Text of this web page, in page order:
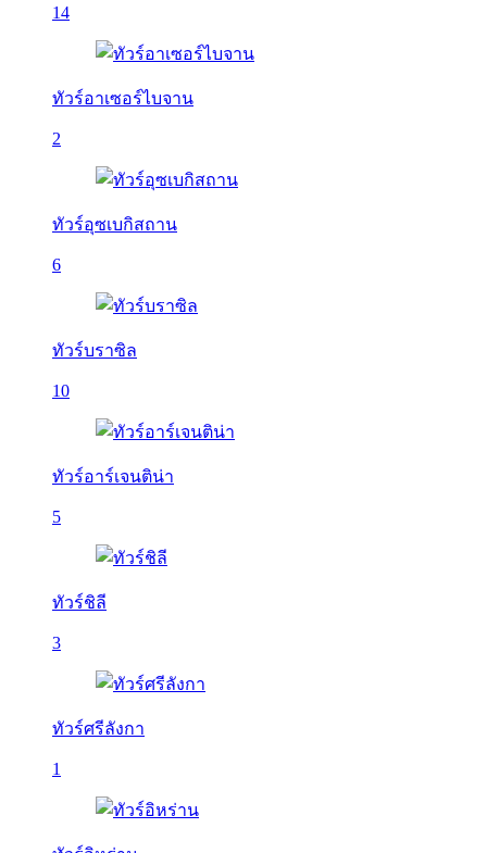
14
ทัวร์อาเซอร์ไบจาน
2
ทัวร์อุซเบกิสถาน
6
ทัวร์บราซิล
10
ทัวร์อาร์เจนติน่า
5
ทัวร์ชิลี
3
ทัวร์ศรีลังกา
1